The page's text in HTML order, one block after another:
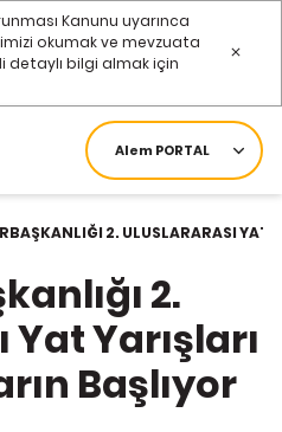
Kanunu uyarınca
okumak ve mevzuata
detaylı bilgi almak için
Alem PORTAL
2. ULUSLARARASI YAT
2.
Yarışları
Başlıyor